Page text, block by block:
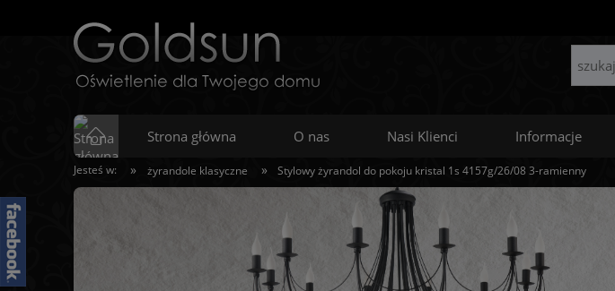
Strona główna O nas Nasi Klienci Informacje
Jesteś w: » żyrandole klasyczne » Stylowy żyrandol do pokoju kristal 1s 4157g/26/08 3-ramienny